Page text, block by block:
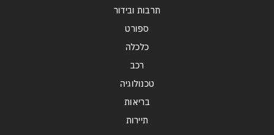
תרבות ובידור
ספורט
כלכלה
רכב
טכנולוגיה
בריאות
תיירות